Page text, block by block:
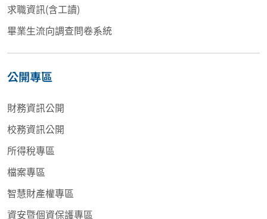
求職資訊(含工讀)
畢業生流向調查問卷系統
公開專區
財務資訊公開
校務資訊公開
所得稅專區
檔案專區
智慧財產權專區
資安暨個資保護專區